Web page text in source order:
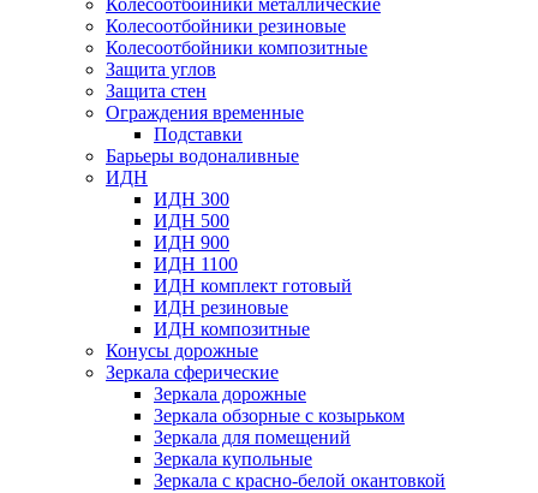
Колесоотбойники металлические
Колесоотбойники резиновые
Колесоотбойники композитные
Защита углов
Защита стен
Ограждения временные
Подставки
Барьеры водоналивные
ИДН
ИДН 300
ИДН 500
ИДН 900
ИДН 1100
ИДН комплект готовый
ИДН резиновые
ИДН композитные
Конусы дорожные
Зеркала сферические
Зеркала дорожные
Зеркала обзорные с козырьком
Зеркала для помещений
Зеркала купольные
Зеркала с красно-белой окантовкой